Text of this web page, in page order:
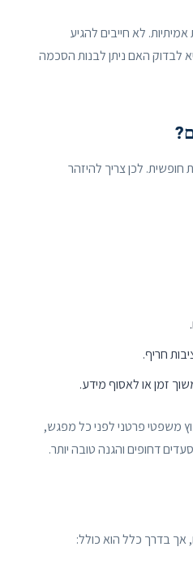
לא חייבים להגיע
האם ניתן לבנות הסכמה
חופשית. לכן צריך להיזהר
חריף.
זמן או לאסוף מידע.
משפטי פרטני לפני כל מפגש,
דחופים והגנה טובה יותר.
אך בדרך כלל הוא כולל: